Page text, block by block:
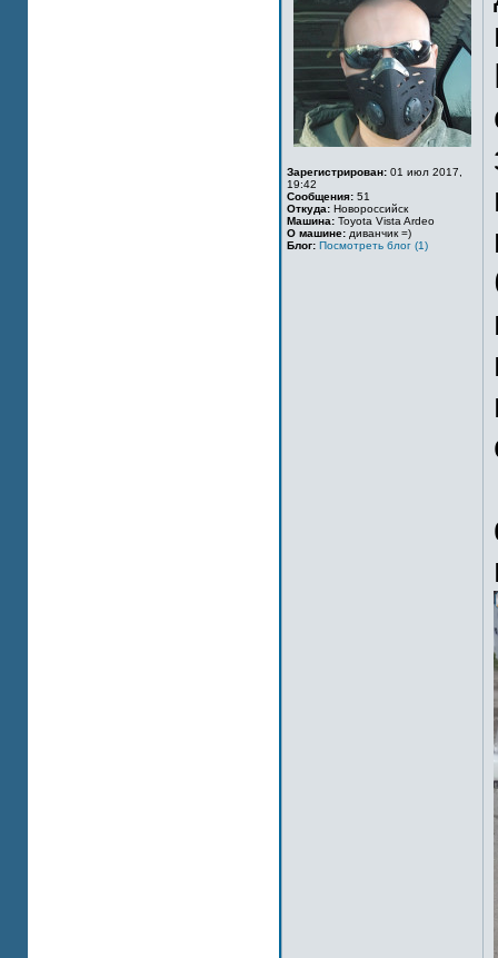
Зарегистрирован: 01 июл 2017,
19:42
Сообщения: 51
Откуда: Новороссийск
Машина: Toyota Vista Ardeo
О машине: диванчик =)
Блог: Посмотреть блог (1)